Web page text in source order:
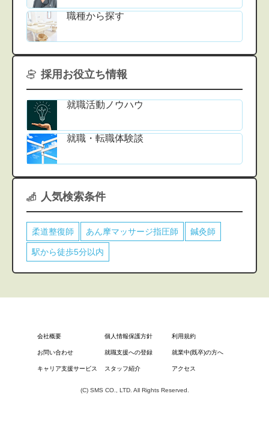
職種から探す
採用お役立ち情報
就職活動ノウハウ
就職・転職体験談
人気検索条件
柔道整復師 あん摩マッサージ指圧師 鍼灸師
駅から徒歩5分以内
会社概要 個人情報保護方針 利用規約
お問い合わせ 就職支援への登録 就業中(既卒)の方へ
キャリア支援サービス スタッフ紹介 アクセス
(C) SMS CO., LTD. All Rights Reserved.